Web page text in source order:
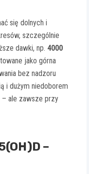
się dolnych i
szczególnie
dawki, np. 4000
jako górna
bez nadzoru
i dużym niedoborem
ale zawsze przy
–